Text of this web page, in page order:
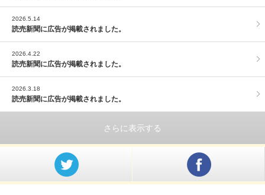
2026.5.14
読売新聞に広告が掲載されました。
2026.4.22
読売新聞に広告が掲載されました。
2026.3.18
読売新聞に広告が掲載されました。
さらに表示する